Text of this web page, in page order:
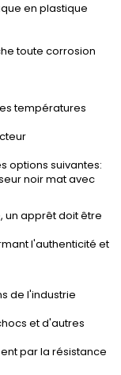
en plastique
toute corrosion
températures
options suivantes:
noir mat avec
un apprêt doit être
l'authenticité et
de l'industrie
et d'autres
par la résistance